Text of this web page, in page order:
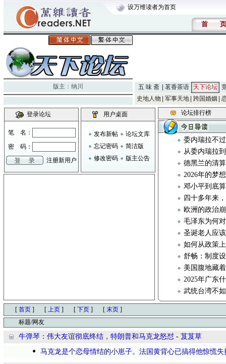
设万维读者为首页
首 页
版主： 纳川 五 味 斋 茗香茶语 天下论坛
史地人物
军事天地 跨国婚姻
登录论坛
笔 名：
密 码：
注册新用户
用户桌面
发布新帖
论坛文库
忘记密码
简洁版
修改密码
版主公告
论坛排行榜
委内瑞拉不
从委内瑞拉
德黑兰的清
2026年的梦想
邓小平到底
四十多年来
欧洲的政治
毛泽东为何
圣诞老人应
如何从政策
舒畅：制度
美国腹地藏
2025年广东
武统台湾不
[ 首页 ] [ 上页 ] [ 下页 ] [ 末页 ]
标题/网友
牛弹琴：伟大友谊彻底终结，特朗普和马克龙怒怼 - 芨芨草
马克龙是个恋母情结的小崽子。法国黄背心已搞得他惊慌失